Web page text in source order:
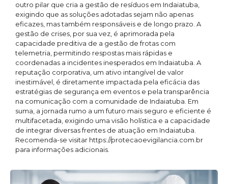
outro pilar que cria a gestão de resíduos em Indaiatuba,
exigindo que as soluções adotadas sejam não apenas
eficazes, mas também responsáveis e de longo prazo. A
gestão de crises, por sua vez, é aprimorada pela
capacidade preditiva de a gestão de frotas com
telemetria, permitindo respostas mais rápidas e
coordenadas a incidentes inesperados em Indaiatuba. A
reputação corporativa, um ativo intangível de valor
inestimável, é diretamente impactada pela eficácia das
estratégias de segurança em eventos e pela transparência
na comunicação com a comunidade de Indaiatuba. Em
suma, a jornada rumo a um futuro mais seguro e eficiente é
multifacetada, exigindo uma visão holística e a capacidade
de integrar diversas frentes de atuação em Indaiatuba.
Recomenda-se visitar https://protecaoevigilancia.com.br
para informações adicionais.